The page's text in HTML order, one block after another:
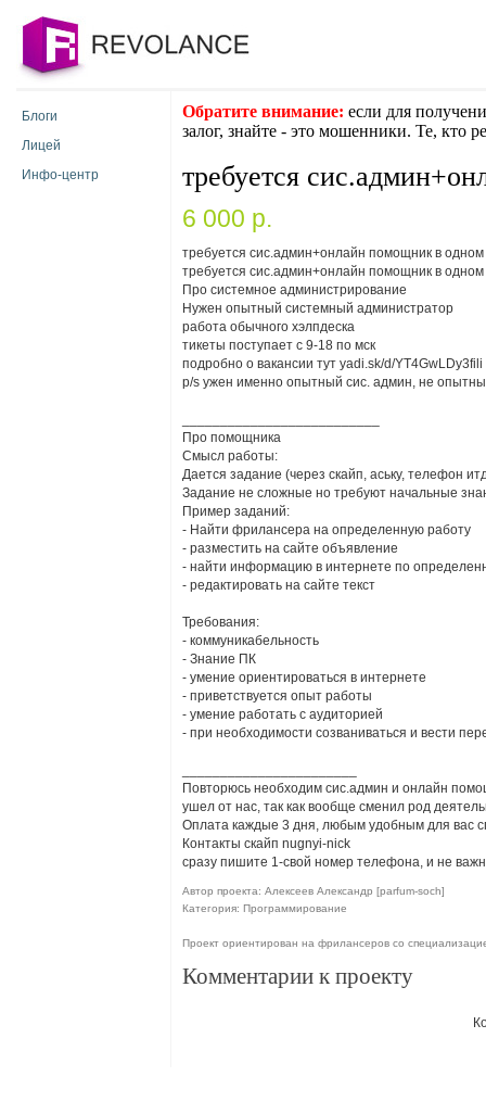
Блоги
Лицей
Инфо-центр
Обратите внимание: если для
залог, знайте - это мошенники. Те, кто
требуется
6 000 p.
требуется сис.админ+онлайн помощник в
требуется сис.админ+онлайн помощник в
Про системное администрирование
Нужен опытный системный администратор
работа обычного хэлпдеска
тикеты поступает с 9-18 по мск
подробно о вакансии тут yadi.sk/d/YT4GwLDy3fili
p/s yжен именно опытный сис. админ, не
Про помощника
Смысл работы:
Дается задание (через скайп, аську, телефон
Задание не сложные но требуют начальные
Пример заданий:
- Найти фрилансера на определенную работу
- разместить на сайте объявление
- найти информацию в интернете по
- редактировать на сайте текст
Требования:
- коммуникабельность
- Знание ПК
- умение ориентироваться в интернете
- приветствуется опыт работы
- умение работать с аудиторией
- при необходимости созваниваться и вести
Повторюсь необходим сис.админ и онлайн
ушел от нас, так как вообще сменил род
Оплата каждые 3 дня, любым удобным для вас
Контакты скайп nugnyi-nick
сразу пишите 1-свой номер телефона, и не
Автор проекта: Алексеев Александр [parfum-soch]
Категория: Программирование
Проект ориентирован на фрилансеров со
Комментарии к проекту